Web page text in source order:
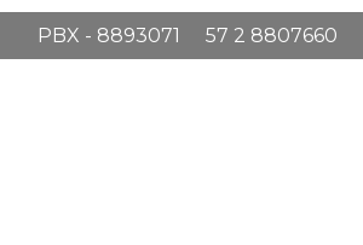
PBX - 8893071 57 2 8807660